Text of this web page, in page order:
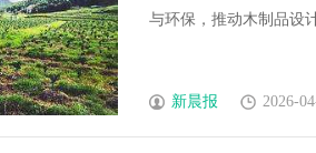
与环保，推动木制品设
新晨报 2026-